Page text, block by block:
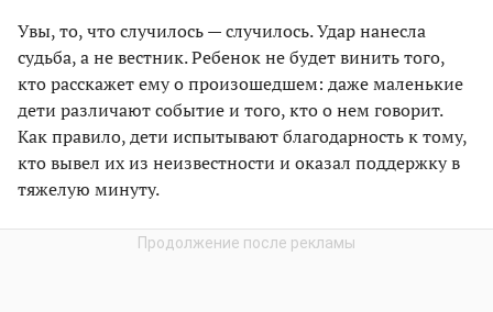
Увы, то, что случилось — случилось. Удар нанесла
судьба, а не вестник. Ребенок не будет винить того,
кто расскажет ему о произошедшем: даже маленькие
дети различают событие и того, кто о нем говорит.
Как правило, дети испытывают благодарность к тому,
кто вывел их из неизвестности и оказал поддержку в
тяжелую минуту.